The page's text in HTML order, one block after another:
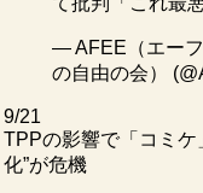
— AFEE（エー
の自由の会）
9/21
TPPの影響で「コミケ
化”が危機